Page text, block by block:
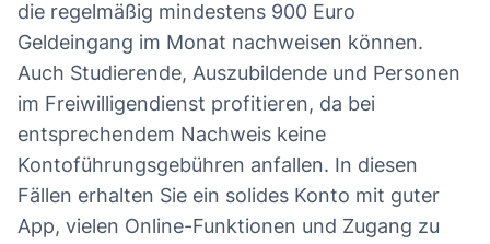
die regelmäßig mindestens 900 Euro
Geldeingang im Monat nachweisen können.
Auch Studierende, Auszubildende und Personen
im Freiwilligendienst profitieren, da bei
entsprechendem Nachweis keine
Kontoführungsgebühren anfallen. In diesen
Fällen erhalten Sie ein solides Konto mit guter
App, vielen Online-Funktionen und Zugang zu